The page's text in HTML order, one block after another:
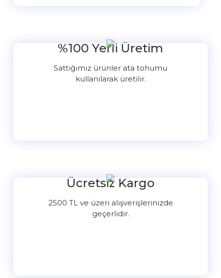
%100 Yerli Üretim
Sattığımız ürünler ata tohumu
kullanılarak üretilir.
Ücretsiz Kargo
2500 TL ve üzeri alışverişlerinizde
geçerlidir.